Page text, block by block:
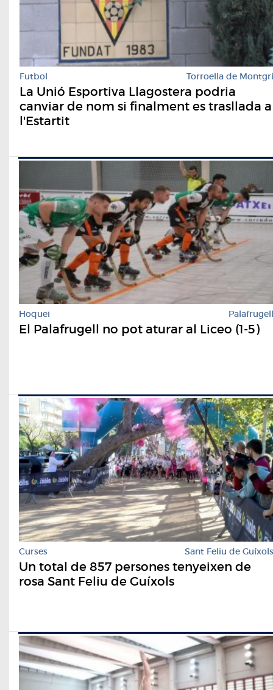
Futbol Torroella de Montgrí
La Unió Esportiva Llagostera podria
canviar de nom si finalment es trasllada a
l'Estartit
Hoquei Palafrugell
El Palafrugell no pot aturar al Liceo (1-5)
Curses Sant Feliu de Guíxols
Un total de 857 persones tenyeixen de
rosa Sant Feliu de Guíxols